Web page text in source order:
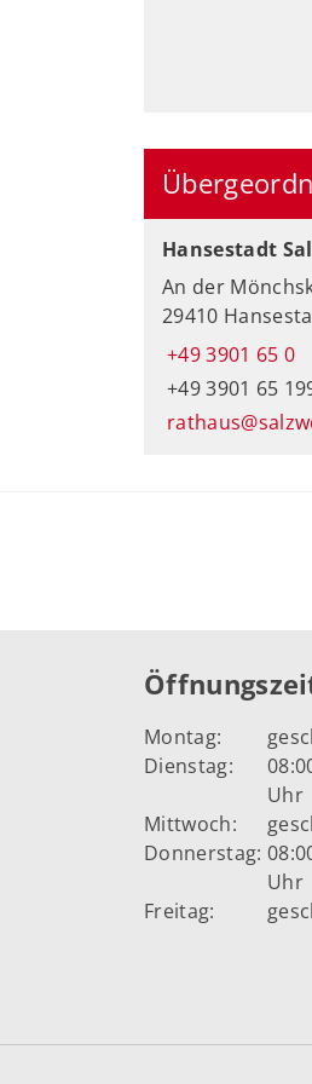
Hansestadt
An der
29410
+49 3901 65 0
+49 3901 65
Montag:
Dienstag:
Uhr
Mittwoch:
Donnerstag:
Uhr
Freitag: